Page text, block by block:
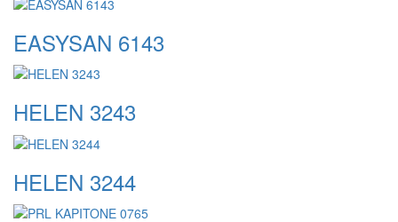
EASYSAN 6143
HELEN 3243
HELEN 3244